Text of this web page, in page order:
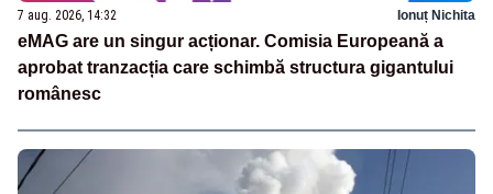
7 aug. 2026, 14:32 Ionuț Nichita
eMAG are un singur acționar. Comisia Europeană a
aprobat tranzacția care schimbă structura gigantului
românesc